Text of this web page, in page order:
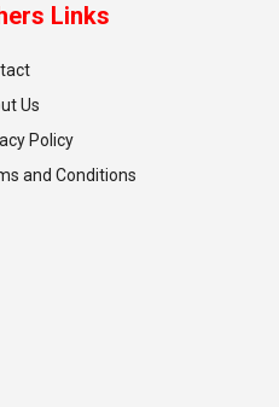
Links
Us
Policy
and Conditions